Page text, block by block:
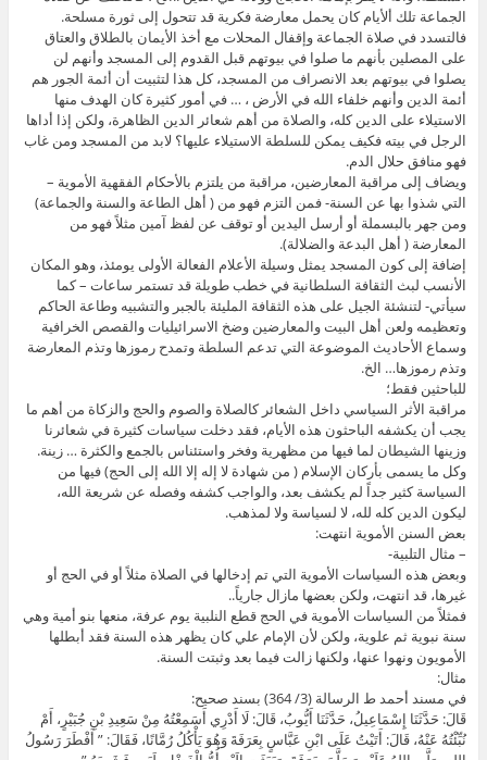
الجماعة تلك ألأيام كان يحمل معارضة فكرية قد تتحول إلى ثورة مسلحة.
فالتسدد في صلاة الجماعة وإقفال المحلات مع أخذ الأيمان بالطلاق والعتاق
على المصلين بأنهم ما صلوا في بيوتهم قبل القدوم إلى المسجد وأنهم لن
يصلوا في بيوتهم بعد الانصراف من المسجد، كل هذا لتثبيت أن أئمة الجور هم
أئمة الدين وأنهم خلفاء الله في الأرض ، … في أمور كثيرة كان الهدف منها
الاستيلاء على الدين كله، والصلاة من أهم شعائر الدين الظاهرة، ولكن إذا أداها
الرجل في بيته فكيف يمكن للسلطة الاستيلاء عليها؟ لابد من المسجد ومن غاب
فهو منافق حلال الدم.
ويضاف إلى مراقبة المعارضين، مراقبة من يلتزم بالأحكام الفقهية الأموية –
التي شذوا بها عن السنة- فمن التزم فهو من ( أهل الطاعة والسنة والجماعة)
ومن جهر بالبسملة أو أرسل اليدين أو توقف عن لفظ آمين مثلاً فهو من
المعارضة ( أهل البدعة والضلالة).
إضافة إلى كون المسجد يمثل وسيلة الأعلام الفعالة الأولى يومئذ، وهو المكان
الأنسب لبث الثقافة السلطانية في خطب طويلة قد تستمر ساعات – كما
سيأتي- لتنشئة الجيل على هذه الثقافة المليئة بالجبر والتشبيه وطاعة الحاكم
وتعظيمه ولعن أهل البيت والمعارضين وضخ الاسرائيليات والقصص الخرافية
وسماع الأحاديث الموضوعة التي تدعم السلطة وتمدح رموزها وتذم المعارضة
وتذم رموزها… الخ.
للباحثين فقط؛
مراقبة الأثر السياسي داخل الشعائر كالصلاة والصوم والحج والزكاة من أهم ما
يجب أن يكشفه الباحثون هذه الأيام، فقد دخلت سياسات كثيرة في شعائرنا
وزينها الشيطان لما فيها من مظهرية وفخر واستئناس بالجمع والكثرة … زينة.
وكل ما يسمى بأركان الإسلام ( من شهادة لا إله إلا الله إلى الحج) فيها من
السياسة كثير جداً لم يكشف بعد، والواجب كشفه وفصله عن شريعة الله،
ليكون الدين كله لله، لا لسياسة ولا لمذهب.
بعض السنن الأموية انتهت:
– مثال التلبية-
وبعض هذه السياسات الأموية التي تم إدخالها في الصلاة مثلاً أو في الحج أو
غيرها، قد انتهت، ولكن بعضها مازال جارياً..
فمثلاً من السياسات الأموية في الحج قطع النلبية يوم عرفة، منعها بنو أمية وهي
سنة نبوية ثم علوية، ولكن لأن الإمام علي كان يظهر هذه السنة فقد أبطلها
الأمويون ونهوا عنها، ولكنها زالت فيما بعد وثبتت السنة.
مثال:
في مسند أحمد ط الرسالة (3/ 364) بسند صحيح:
قَالَ: حَدَّثَنَا إِسْمَاعِيلُ، حَدَّثَنَا أَيُّوبُ، قَالَ: لَا أَدْرِي أَسَمِعْتُهُ مِنْ سَعِيدِ بْنِ جُبَيْرٍ، أَمْ
نُبِّئْتُهُ عَنْهُ، قَالَ: أَتَيْتُ عَلَى ابْنِ عَبَّاسٍ بِعَرَفَةَ وَهُوَ يَأْكُلُ رُمَّانًا، فَقَالَ: ” أَفْطَرَ رَسُولُ